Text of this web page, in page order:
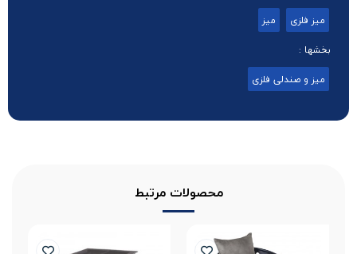
میز فلزی
میز
بخشها :
میز و صندلی فلزی
محصولات مرتبط